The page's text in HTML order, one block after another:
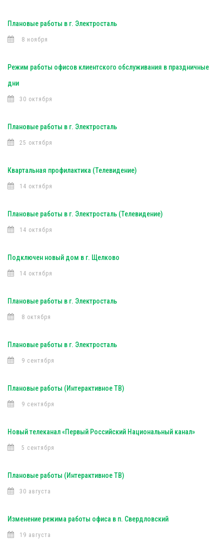
Плановые работы в г. Электросталь
8 ноября
Режим работы офисов клиентского обслуживания в праздничные
дни
30 октября
Плановые работы в г. Электросталь
25 октября
Квартальная профилактика (Телевидение)
14 октября
Плановые работы в г. Электросталь (Телевидение)
14 октября
Подключен новый дом в г. Щелково
14 октября
Плановые работы в г. Электросталь
8 октября
Плановые работы в г. Электросталь
9 сентября
Плановые работы (Интерактивное ТВ)
9 сентября
Новый телеканал «Первый Российский Национальный канал»
5 сентября
Плановые работы (Интерактивное ТВ)
30 августа
Изменение режима работы офиса в п. Свердловский
19 августа